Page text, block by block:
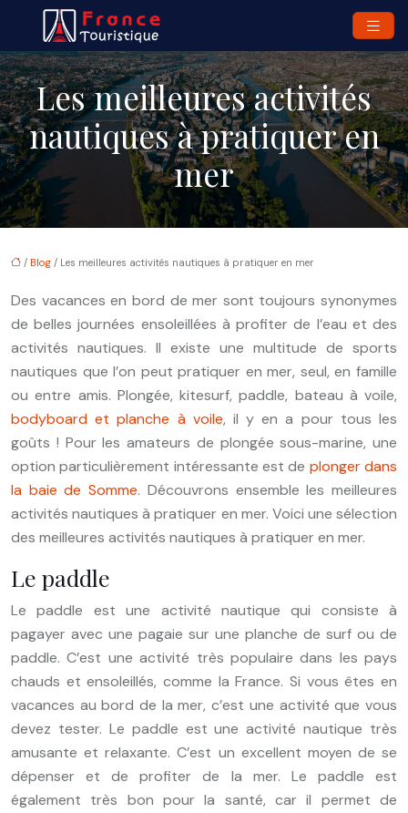
Les meilleures activités
nautiques à pratiquer en
mer
/ Blog / Les meilleures activités nautiques à pratiquer en mer
Des vacances en bord de mer sont toujours synonymes
de belles journées ensoleillées à profiter de l’eau et des
activités nautiques. Il existe une multitude de sports
nautiques que l’on peut pratiquer en mer, seul, en famille
ou entre amis. Plongée, kitesurf, paddle, bateau à voile,
bodyboard et planche à voile, il y en a pour tous les
goûts ! Pour les amateurs de plongée sous-marine, une
option particulièrement intéressante est de plonger dans
la baie de Somme. Découvrons ensemble les meilleures
activités nautiques à pratiquer en mer. Voici une sélection
des meilleures activités nautiques à pratiquer en mer.
Le paddle
Le paddle est une activité nautique qui consiste à
pagayer avec une pagaie sur une planche de surf ou de
paddle. C’est une activité très populaire dans les pays
chauds et ensoleillés, comme la France. Si vous êtes en
vacances au bord de la mer, c’est une activité que vous
devez tester. Le paddle est une activité nautique très
amusante et relaxante. C’est un excellent moyen de se
dépenser et de profiter de la mer. Le paddle est
également très bon pour la santé, car il permet de